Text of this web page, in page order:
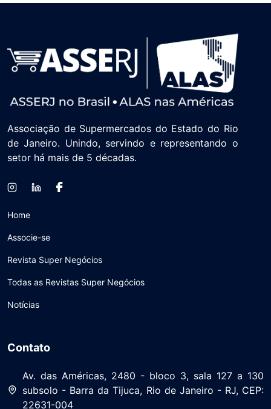
Associação de Supermercados do Estado do Rio
de Janeiro. Unindo, servindo e representando o
setor há mais de 5 décadas.
Home
Associe-se
Revista Super Negócios
Todas as Revistas Super Negócios
Notícias
Contato
Av. das Américas, 2480 - bloco 3, sala 127 a 130
subsolo - Barra da Tijuca, Rio de Janeiro - RJ, CEP:
22631-004